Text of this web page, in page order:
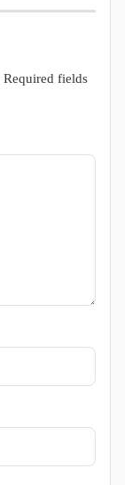
Required fields